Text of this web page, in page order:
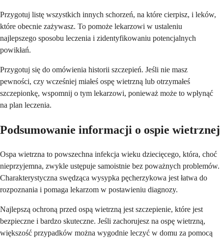
Przygotuj listę wszystkich innych schorzeń, na które cierpisz, i leków,
które obecnie zażywasz. To pomoże lekarzowi w ustaleniu
najlepszego sposobu leczenia i zidentyfikowaniu potencjalnych
powikłań.
Przygotuj się do omówienia historii szczepień. Jeśli nie masz
pewności, czy wcześniej miałeś ospę wietrzną lub otrzymałeś
szczepionkę, wspomnij o tym lekarzowi, ponieważ może to wpłynąć
na plan leczenia.
Podsumowanie informacji o ospie wietrznej
Ospa wietrzna to powszechna infekcja wieku dziecięcego, która, choć
nieprzyjemna, zwykle ustępuje samoistnie bez poważnych problemów.
Charakterystyczna swędząca wysypka pęcherzykowa jest łatwa do
rozpoznania i pomaga lekarzom w postawieniu diagnozy.
Najlepszą ochroną przed ospą wietrzną jest szczepienie, które jest
bezpieczne i bardzo skuteczne. Jeśli zachorujesz na ospę wietrzną,
większość przypadków można wygodnie leczyć w domu za pomocą